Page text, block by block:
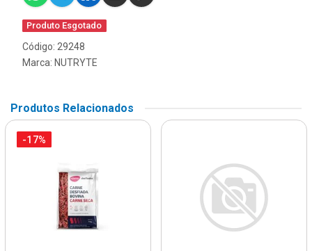
Produto Esgotado
Código: 29248
Marca: NUTRYTE
Produtos Relacionados
-17%